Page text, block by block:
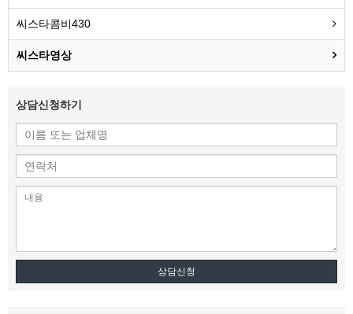
씨스타콤비430
씨스타영상
상담신청하기
상담신청